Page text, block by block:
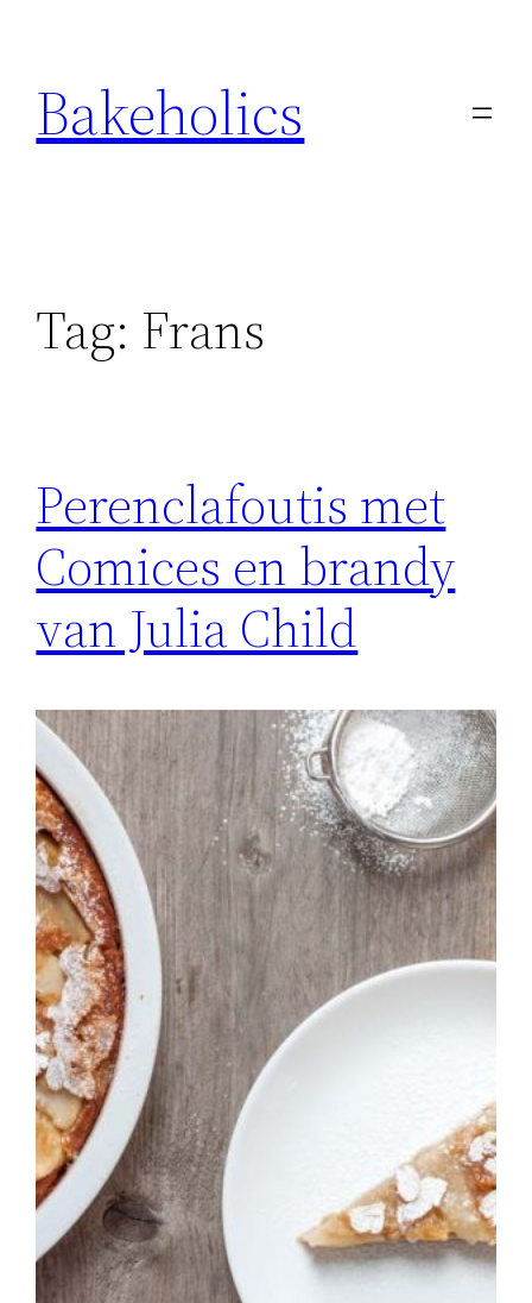
inhoud
Bakeholics
Tag: Frans
Perenclafoutis met
Comices en brandy
van Julia Child